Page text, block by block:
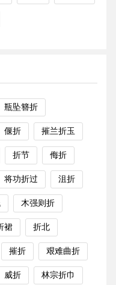
瓶坠簪折
偃折 摧兰折玉
折节 侮折
将功折过 沮折
木强则折
裙 折北
摧折 艰难曲折
威折 林宗折巾